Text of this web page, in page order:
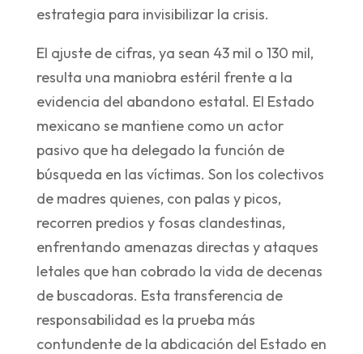
estrategia para invisibilizar la crisis.
El ajuste de cifras, ya sean 43 mil o 130 mil,
resulta una maniobra estéril frente a la
evidencia del abandono estatal. El Estado
mexicano se mantiene como un actor
pasivo que ha delegado la función de
búsqueda en las víctimas. Son los colectivos
de madres quienes, con palas y picos,
recorren predios y fosas clandestinas,
enfrentando amenazas directas y ataques
letales que han cobrado la vida de decenas
de buscadoras. Esta transferencia de
responsabilidad es la prueba más
contundente de la abdicación del Estado en